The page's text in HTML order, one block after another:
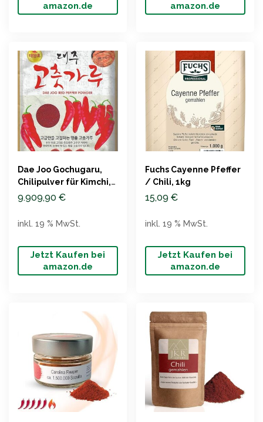
amazon.de
amazon.de
Dae Joo Gochugaru,
Chilipulver für Kimchi,
500g
9.909,90 €
Jetzt Kaufen bei
amazon.de
inkl. 19 % MwSt.
Fuchs Cayenne Pfeffer
/ Chili, 1kg
15,09 €
Jetzt Kaufen bei
amazon.de
inkl. 19 % MwSt.